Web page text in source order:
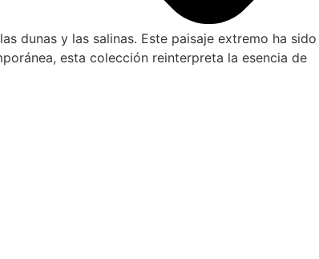
dunas y las salinas. Este paisaje extremo ha sido
esta colección reinterpreta la esencia de